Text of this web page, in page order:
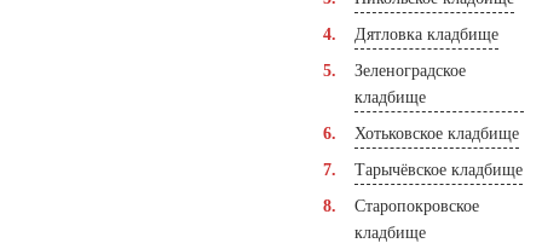
Дятловка кладбище
Зеленоградское
кладбище
Хотьковское кладбище
Тарычёвское кладбище
Старопокровское
кладбище